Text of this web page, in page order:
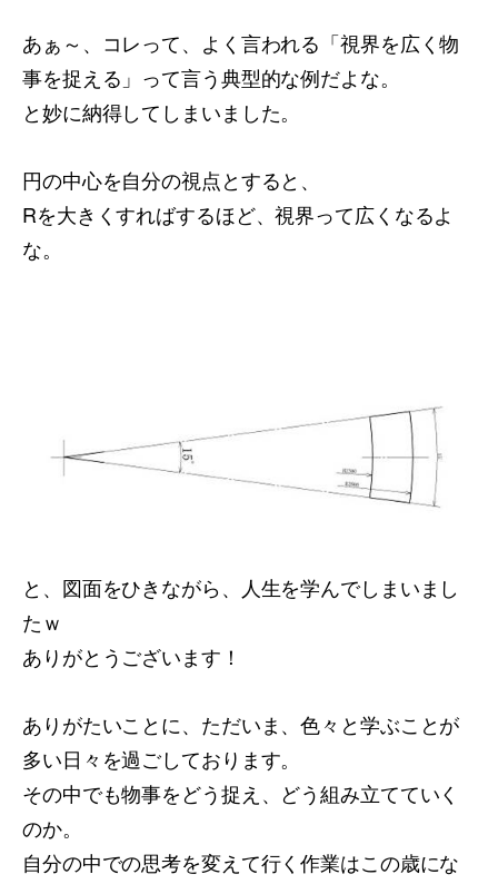
あぁ～、コレって、よく言われる「視界を広く物
事を捉える」って言う典型的な例だよな。
と妙に納得してしまいました。
円の中心を自分の視点とすると、
Rを大きくすればするほど、視界って広くなるよ
な。
と、図面をひきながら、人生を学んでしまいまし
たｗ
ありがとうございます！
ありがたいことに、ただいま、色々と学ぶことが
多い日々を過ごしております。
その中でも物事をどう捉え、どう組み立てていく
のか。
自分の中での思考を変えて行く作業はこの歳にな